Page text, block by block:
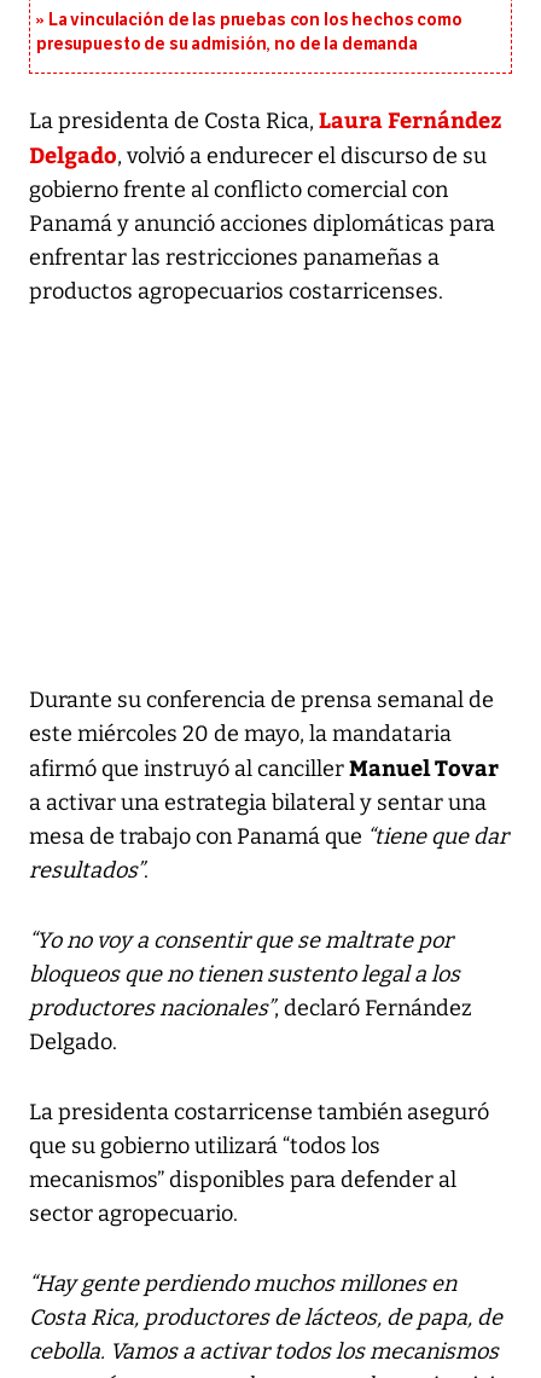
La vinculación de las pruebas con los hechos como
presupuesto de su admisión, no de la demanda
La presidenta de Costa Rica, Laura Fernández
Delgado, volvió a endurecer el discurso de su
gobierno frente al conflicto comercial con
Panamá y anunció acciones diplomáticas para
enfrentar las restricciones panameñas a
productos agropecuarios costarricenses.
Durante su conferencia de prensa semanal de
este miércoles 20 de mayo, la mandataria
afirmó que instruyó al cancillerManuel Tovar
a activar una estrategia bilateral y sentar una
mesa de trabajo con Panamá que “tiene que dar
resultados”.
“Yo no voy a consentir que se maltrate por
bloqueos que no tienen sustento legal a los
productores nacionales”, declaró Fernández
Delgado.
La presidenta costarricense también aseguró
que su gobierno utilizará “todos los
mecanismos” disponibles para defender al
sector agropecuario.
“Hay gente perdiendo muchos millones en
Costa Rica, productores de lácteos, de papa, de
cebolla. Vamos a activar todos los mecanismos